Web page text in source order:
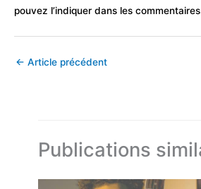
pouvez l’indiquer dans les
← Article précédent
Publications